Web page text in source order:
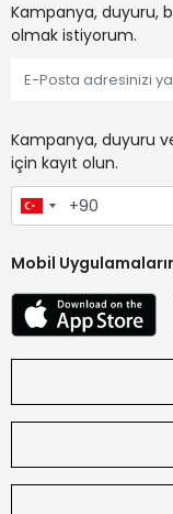
Kampanya, duyuru,
olmak istiyorum.
Kampanya, duyuru
için kayıt olun.
Mobil